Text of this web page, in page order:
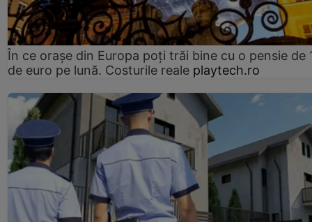
În ce orașe din Europa poți trăi bine cu o pensie de
de euro pe lună. Costurile reale playtech.ro